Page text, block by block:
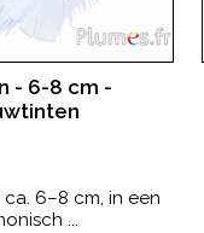
- 6-8 cm -
6–8 cm, in een
...